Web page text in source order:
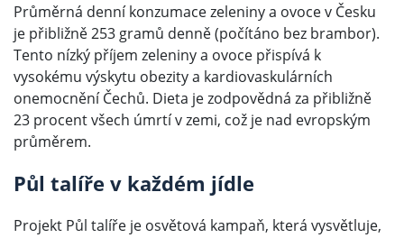
Průměrná denní konzumace zeleniny a ovoce v Česku
je přibližně 253 gramů denně (počítáno bez brambor).
Tento nízký příjem zeleniny a ovoce přispívá k
vysokému výskytu obezity a kardiovaskulárních
onemocnění Čechů. Dieta je zodpovědná za přibližně
23 procent všech úmrtí v zemi, což je nad evropským
průměrem.
Půl talíře v každém jídle
Projekt Půl talíře je osvětová kampaň, která vysvětluje,